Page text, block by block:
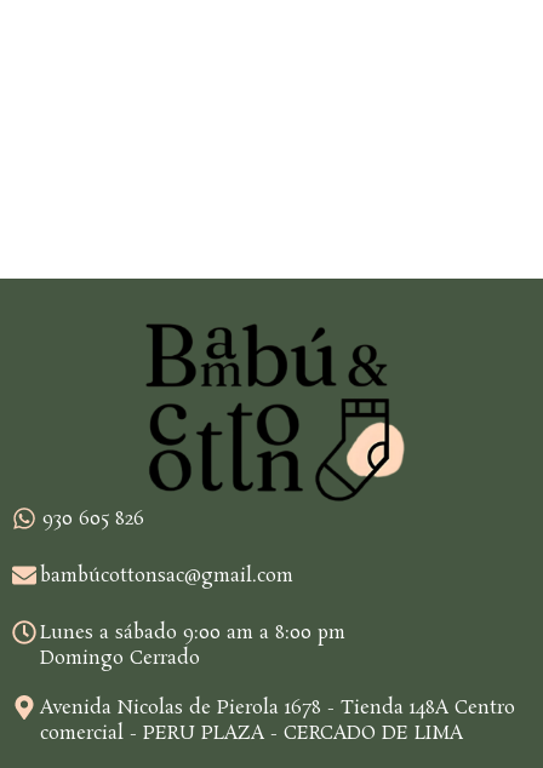
930 605 826
bambúcottonsac@gmail.com
Lunes a sábado 9:00 am a 8:00 pm
Domingo Cerrado
Avenida Nicolas de Pierola 1678 - Tienda 148A Centro
comercial - PERU PLAZA - CERCADO DE LIMA